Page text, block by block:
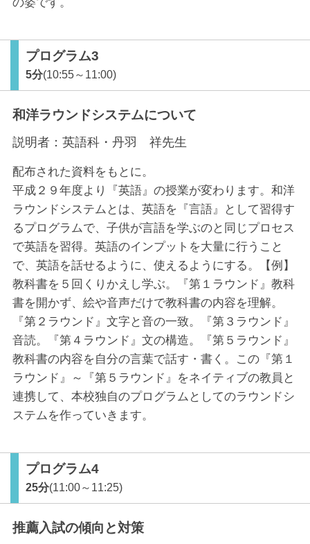
プログラム3
5分(10:55～11:00)
和洋ラウンドシステムについて
説明者： 英語科・丹羽 祥先生
配布された資料をもとに。
平成２９年度より『英語』の授業が変わります。和洋
ラウンドシステムとは、英語を『言語』として習得す
るプログラムで、子供が言語を学ぶのと同じプロセス
で英語を習得。英語のインプットを大量に行うこと
で、英語を話せるように、使えるようにする。【例】
教科書を５回くりかえし学ぶ。『第１ラウンド』教科
書を開かず、絵や音声だけで教科書の内容を理解。
『第２ラウンド』文字と音の一致。『第３ラウンド』
音読。『第４ラウンド』文の構造。『第５ラウンド』
教科書の内容を自分の言葉で話す・書く。この『第１
ラウンド』～『第５ラウンド』をネイティブの教員と
連携して、本校独自のプログラムとしてのラウンドシ
ステムを作っていきます。
プログラム4
25分(11:00～11:25)
推薦入試の傾向と対策